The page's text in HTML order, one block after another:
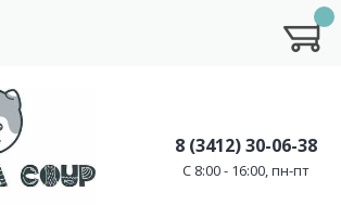
8 (3412) 30-06-38
C 8:00 - 16:00, пн-пт